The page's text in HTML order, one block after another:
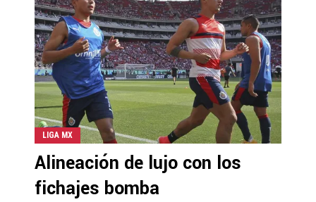
LIGA MX
Alineación de lujo con los
fichajes bomba